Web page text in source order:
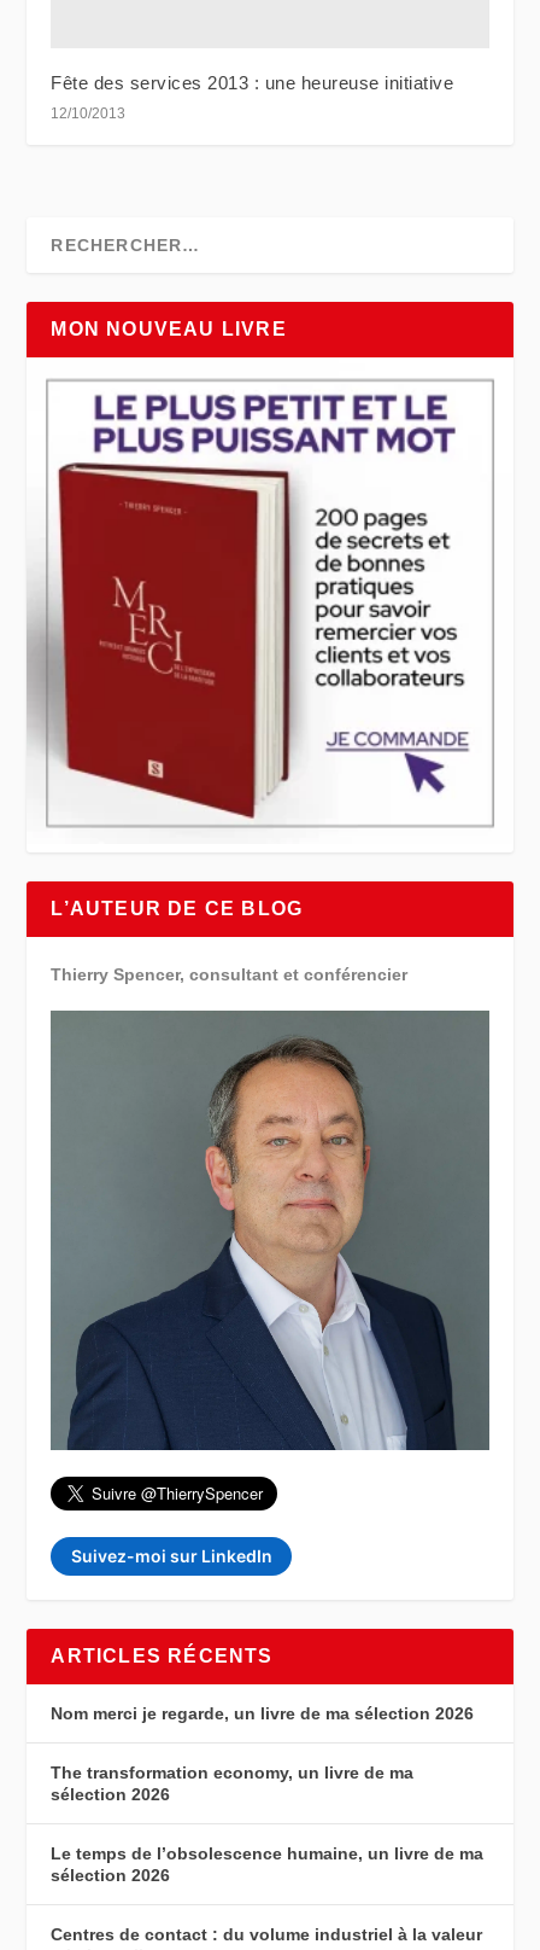
Fête des services 2013 : une heureuse initiative
12/10/2013
MON NOUVEAU LIVRE
L’AUTEUR DE CE BLOG
Thierry Spencer, consultant et conférencier
Suivez-moi sur LinkedIn
ARTICLES RÉCENTS
Nom merci je regarde, un livre de ma sélection 2026
The transformation economy, un livre de ma
sélection 2026
Le temps de l’obsolescence humaine, un livre de ma
sélection 2026
Centres de contact : du volume industriel à la valeur